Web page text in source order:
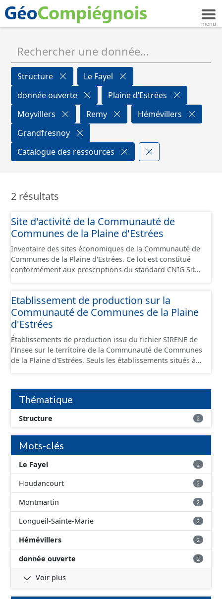
Structure
Le Fayel
donnée ouverte
Plaine d’Estrées
Moyvillers
Remy
Hémévillers
Grandfresnoy
Catalogue des ressources
2 résultats
Site d'activité de la Communauté de
Communes de la Plaine d'Estrées
Inventaire des sites économiques de la Communauté de
Communes de la Plaine d'Estrées. Ce lot est constitué
conformément aux prescriptions du standard CNIG Sites
Etablissement de production sur la
Communauté de Communes de la Plaine
d'Estrées
Établissements de production issu du fichier SIRENE de
l'Insee sur le territoire de la Communauté de Communes
de la Plaine d'Estrées. Seuls les établissements situés à
conformément aux prescriptions du standard CNIG Sites
Économiques. Ce lot ne contient pas la référence aux
terrains à vocation économique à ce jour. Il est filtré au-
delà des prescriptions du CNIG se limitant aux SCI.
Thématique
Structure 2
Mots-clés
Le Fayel 2
Houdancourt 2
Montmartin 2
Longueil-Sainte-Marie 2
Hémévillers 2
donnée ouverte 2
Voir plus